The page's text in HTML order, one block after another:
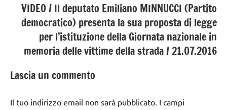
VIDEO / Il deputato Emiliano MINNUCCI (Partito
democratico) presenta la sua proposta di legge
per l’istituzione della Giornata nazionale in
memoria delle vittime della strada / 21.07.2016
Lascia un commento
Il tuo indirizzo email non sarà pubblicato. I campi